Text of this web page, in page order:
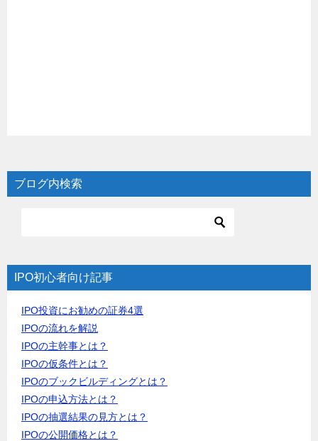
ブログ内検索
IPO初心者向け記事
IPO投資にお勧めの証券4選
IPOの流れを解説
IPOの主幹事とは？
IPOの仮条件とは？
IPOのブックビルディングとは？
IPOの申込方法とは？
IPOの抽選結果の見方とは？
IPOの公開価格とは？